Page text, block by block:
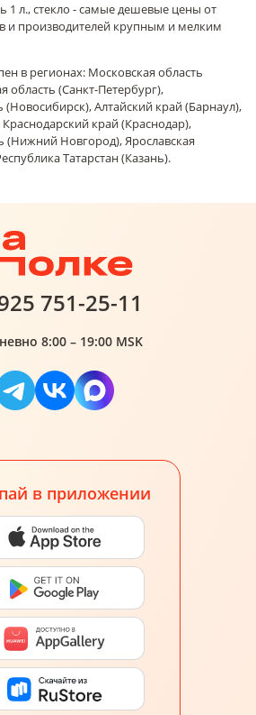
1 л., стекло - самые дешевые цены от
и производителей крупным и мелким
в регионах: Московская область
область (Санкт-Петербург),
(Новосибирск), Алтайский край (Барнаул),
край (Краснодар),
(Нижний Новгород), Ярославская
Татарстан (Казань).
751-25-11
8:00 – 19:00 MSK
в приложении